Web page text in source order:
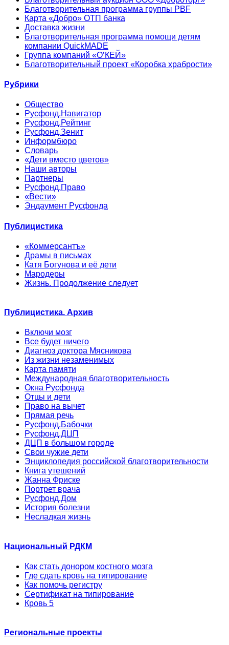
Благотворительная программа группы PBF
Карта «Добро» ОТП банка
Доставка жизни
Благотворительная программа помощи детям
компании QuickMADE
Группа компаний «О’КЕЙ»
Благотворительный проект «Коробка храбрости»
Рубрики
Общество
Русфонд.Навигатор
Русфонд.Рейтинг
Русфонд.Зенит
Информбюро
Словарь
«Дети вместо цветов»
Наши авторы
Партнеры
Русфонд.Право
«Вести»
Эндаумент Русфонда
Публицистика
«Коммерсантъ»
Драмы в письмах
Катя Богунова и её дети
Мародеры
Жизнь. Продолжение следует
Публицистика. Архив
Включи мозг
Все будет ничего
Диагноз доктора Мясникова
Из жизни незаменимых
Карта памяти
Международная благотворительность
Окна Русфонда
Отцы и дети
Право на вычет
Прямая речь
Русфонд.Бабочки
Русфонд.ДЦП
ДЦП в большом городе
Свои чужие дети
Энциклопедия российской благотворительности
Книга утешений
Жанна Фриске
Портрет врача
Русфонд.Дом
История болезни
Несладкая жизнь
Национальный РДКМ
Как стать донором костного мозга
Где сдать кровь на типирование
Как помочь регистру
Сертификат на типирование
Кровь 5
Региональные проекты